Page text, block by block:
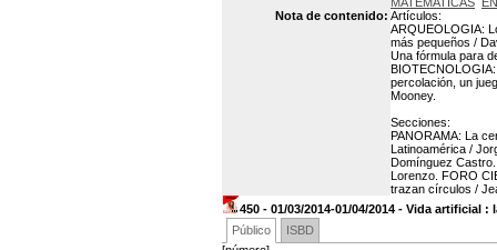
Nota de contenido: Artículos:
ARQUEOLOGIA:
más pequeños /
Una fórmula para
percolación, un
Mooney.
Secciones:
PANORAMA: La
Latinoamérica /
Domínguez
Lorenzo. FORO
trazan círculos /
450 - 01/03/2014-01/04/2014 - Vida
Público
ISBD